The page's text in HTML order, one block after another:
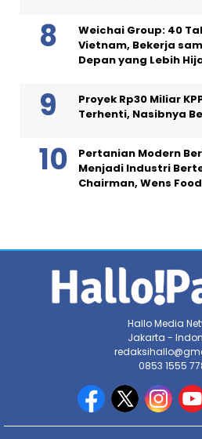
Weichai Group: 40
Vietnam, Bekerja
Depan yang Lebih
Proyek Rp30 Miliar
Terhenti, Nasibnya
Pertanian Modern
Menjadi Industri
Chairman, Wens
Hallo Media
Jakarta -
0853 1555